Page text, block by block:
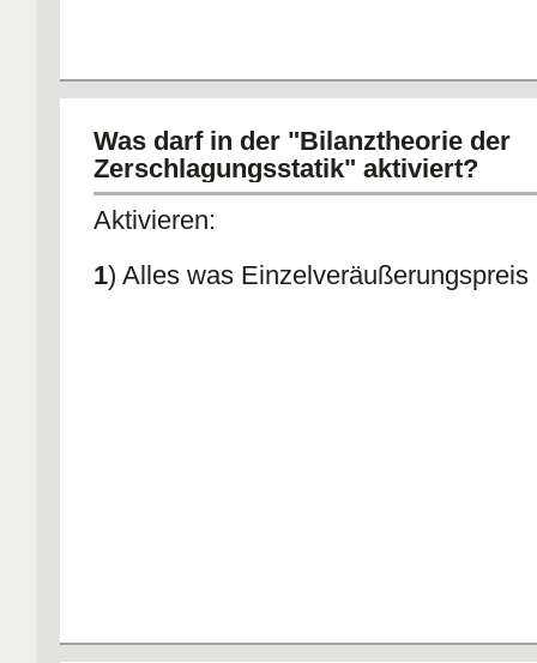
Was darf in der "Bilanztheorie der
Zerschlagungsstatik" aktiviert?
Aktivieren:
1) Alles was Einzelveräußerungspreis